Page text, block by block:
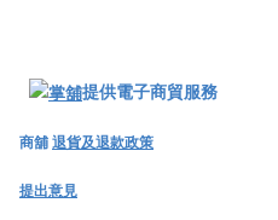
提供電子商貿服務
商舖退貨及退款政策
提出意見